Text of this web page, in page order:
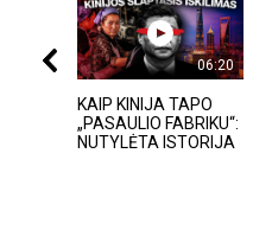
06:20
KAIP KINIJA TAPO
„PASAULIO FABRIKU“:
NUTYLĖTA ISTORIJA